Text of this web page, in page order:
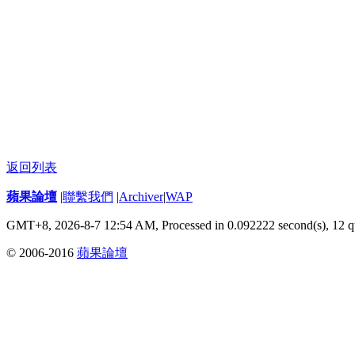
返回列表
蘋果論壇 |聯繫我們 |Archiver|WAP
GMT+8, 2026-8-7 12:54 AM, Processed in 0.092222 second(s), 12
© 2006-2016 蘋果論壇